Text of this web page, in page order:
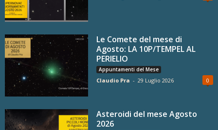
Le Comete del mese di
Agosto: LA 10P/TEMPEL AL
PERIELIO
Appuntamenti del Mese
Claudio Pra - 29 Luglio 2026 0
Asteroidi del mese Agosto
2026